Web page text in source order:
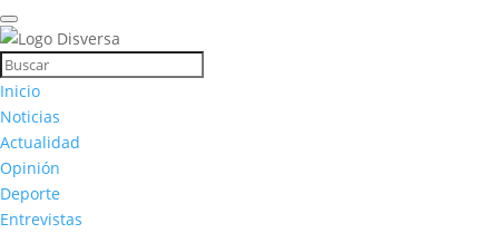
Inicio
Noticias
Actualidad
Opinión
Deporte
Entrevistas